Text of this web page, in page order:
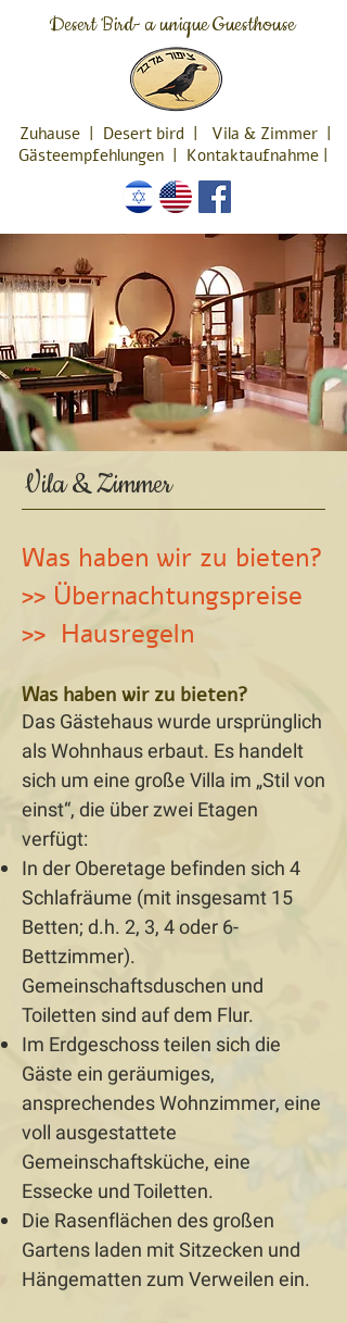
Desert Bird- a unique Guesthouse
Zuhause Desert bird Vila & Zimmer
Gästeempfehlungen
Kontaktaufnahme
Vila & Zimmer
Was haben wir zu bieten?
>> Übernachtungspreise
>> Hausregeln
Was haben wir zu bieten?
Das Gästehaus wurde ursprünglich
als Wohnhaus erbaut. Es handelt
sich um eine große Villa im „Stil von
einst“, die über zwei Etagen
verfügt:
In der Oberetage befinden sich 4
Schlafräume (mit insgesamt 15
Betten; d.h. 2, 3, 4 oder 6-
Bettzimmer).
Gemeinschaftsduschen und
Toiletten sind auf dem Flur.
Im Erdgeschoss teilen sich die
Gäste ein geräumiges,
ansprechendes Wohnzimmer, eine
voll ausgestattete
Gemeinschaftsküche, eine
Essecke und Toiletten.
Die Rasenflächen des großen
Gartens laden mit Sitzecken und
Hängematten zum Verweilen ein.